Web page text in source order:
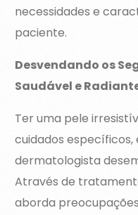
necessidades e
paciente.
Desvendando os
Saudável e
Ter uma pele
cuidados específicos,
dermatologista
Através de
aborda